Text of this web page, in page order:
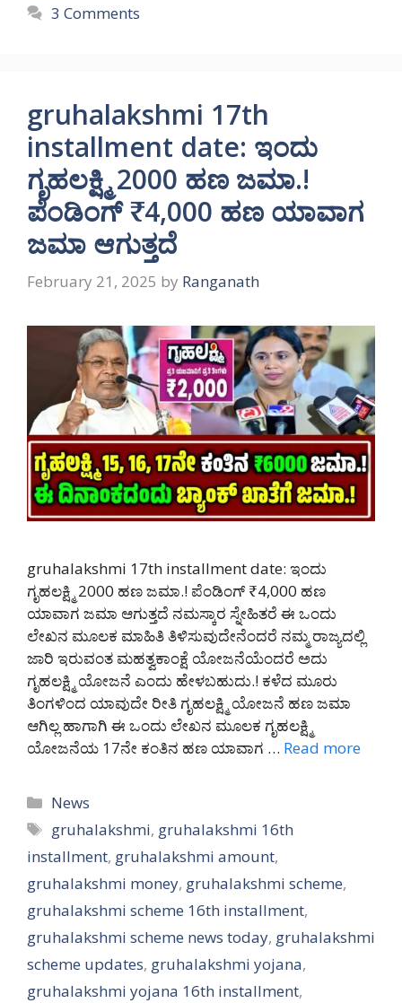
3 Comments
gruhalakshmi 17th
installment date: ಇಂದು
ಗೃಹಲಕ್ಷ್ಮಿ 2000 ಹಣ ಜಮಾ.!
ಪೆಂಡಿಂಗ್ ₹4,000 ಹಣ ಯಾವಾಗ
ಜಮಾ ಆಗುತ್ತದೆ
February 21, 2025 by Ranganath
gruhalakshmi 17th installment date: ಇಂದು
ಗೃಹಲಕ್ಷ್ಮಿ 2000 ಹಣ ಜಮಾ.! ಪೆಂಡಿಂಗ್ ₹4,000 ಹಣ
ಯಾವಾಗ ಜಮಾ ಆಗುತ್ತದೆ ನಮಸ್ಕಾರ ಸ್ನೇಹಿತರೆ ಈ ಒಂದು
ಲೇಖನ ಮೂಲಕ ಮಾಹಿತಿ ತಿಳಿಸುವುದೇನೆಂದರೆ ನಮ್ಮ ರಾಜ್ಯದಲ್ಲಿ
ಜಾರಿ ಇರುವಂತ ಮಹತ್ವಕಾಂಕ್ಷೆ ಯೋಜನೆಯೆಂದರೆ ಅದು
ಗೃಹಲಕ್ಷ್ಮಿ ಯೋಜನೆ ಎಂದು ಹೇಳಬಹುದು.! ಕಳೆದ ಮೂರು
ತಿಂಗಳಿಂದ ಯಾವುದೇ ರೀತಿ ಗೃಹಲಕ್ಷ್ಮಿ ಯೋಜನೆ ಹಣ ಜಮಾ
ಆಗಿಲ್ಲ ಹಾಗಾಗಿ ಈ ಒಂದು ಲೇಖನ ಮೂಲಕ ಗೃಹಲಕ್ಷ್ಮಿ
ಯೋಜನೆಯ 17ನೇ ಕಂತಿನ ಹಣ ಯಾವಾಗ … Read more
Categories
News
Tags
gruhalakshmi, gruhalakshmi 16th
installment, gruhalakshmi amount,
gruhalakshmi money, gruhalakshmi scheme,
gruhalakshmi scheme 16th installment,
gruhalakshmi scheme news today, gruhalakshmi
scheme updates, gruhalakshmi yojana,
gruhalakshmi yojana 16th installment,